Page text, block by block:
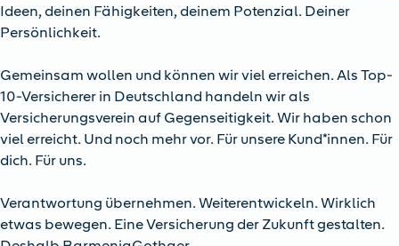
Ideen, deinen Fähigkeiten, deinem Potenzial. Deiner
Persönlichkeit.
Gemeinsam wollen und können wir viel erreichen. Als Top-
10-Versicherer in Deutschland handeln wir als
Versicherungsverein auf Gegenseitigkeit. Wir haben schon
viel erreicht. Und noch mehr vor. Für unsere Kund*innen. Für
dich. Für uns.
Verantwortung übernehmen. Weiterentwickeln. Wirklich
etwas bewegen. Eine Versicherung der Zukunft gestalten.